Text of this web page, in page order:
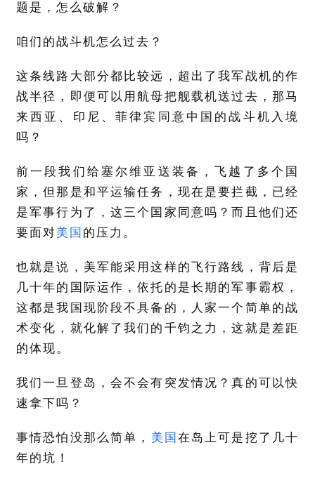
题是，怎么破解？
咱们的战斗机怎么过去？
这条线路大部分都比较远，超出了我军战机的作
战半径，即便可以用航母把舰载机送过去，那马
来西亚、印尼、菲律宾同意中国的战斗机入境
吗？
前一段我们给塞尔维亚送装备，飞越了多个国
家，但那是和平运输任务，现在是要拦截，已经
是军事行为了，这三个国家同意吗？而且他们还
要面对美国 的压力。
也就是说，美军能采用这样的飞行路线，背后是
几十年的国际运作，依托的是长期的军事霸权，
这都是我国现阶段不具备的，人家一个简单的战
术变化，就化解了我们的千钧之力，这就是差距
的体现。
我们一旦登岛，会不会有突发情况？真的可以快
速拿下吗？
事情恐怕没那么简单， 美国 在岛上可是挖了几十
年的坑！